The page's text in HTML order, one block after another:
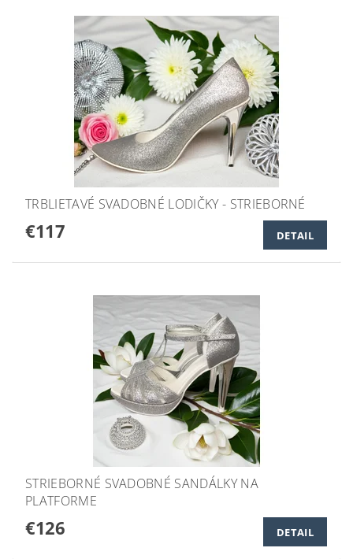
TRBLIETAVÉ SVADOBNÉ LODIČKY - STRIEBORNÉ
€117 DETAIL
STRIEBORNÉ SVADOBNÉ SANDÁLKY NA
PLATFORME
€126 DETAIL